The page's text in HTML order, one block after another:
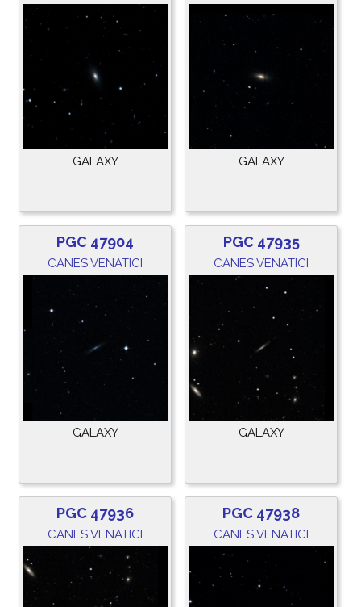
GALAXY GALAXY
PGC 47904
CANES VENATICI
GALAXY
PGC 47935
CANES VENATICI
GALAXY
PGC 47936
CANES VENATICI
PGC 47938
CANES VENATICI